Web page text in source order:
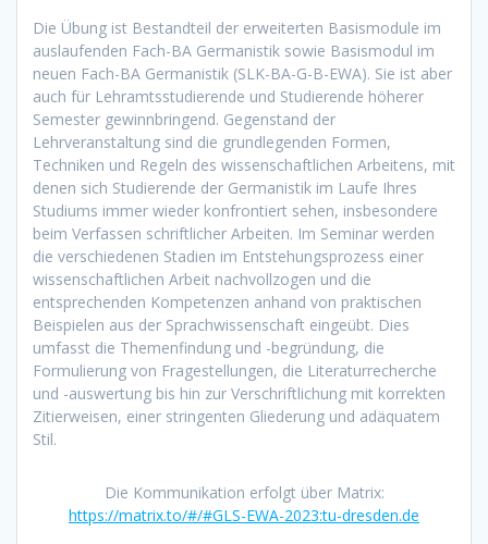
Die Übung ist Bestandteil der erweiterten Basismodule im
auslaufenden Fach-BA Germanistik sowie Basismodul im
neuen Fach-BA Germanistik (SLK-BA-G-B-EWA). Sie ist aber
auch für Lehramtsstudierende und Studierende höherer
Semester gewinnbringend. Gegenstand der
Lehrveranstaltung sind die grundlegenden Formen,
Techniken und Regeln des wissenschaftlichen Arbeitens, mit
denen sich Studierende der Germanistik im Laufe Ihres
Studiums immer wieder konfrontiert sehen, insbesondere
beim Verfassen schriftlicher Arbeiten. Im Seminar werden
die verschiedenen Stadien im Entstehungsprozess einer
wissenschaftlichen Arbeit nachvollzogen und die
entsprechenden Kompetenzen anhand von praktischen
Beispielen aus der Sprachwissenschaft eingeübt. Dies
umfasst die Themenfindung und -begründung, die
Formulierung von Fragestellungen, die Literaturrecherche
und -auswertung bis hin zur Verschriftlichung mit korrekten
Zitierweisen, einer stringenten Gliederung und adäquatem
Stil.
Die Kommunikation erfolgt über Matrix:
https://matrix.to/#/#GLS-EWA-2023:tu-dresden.de